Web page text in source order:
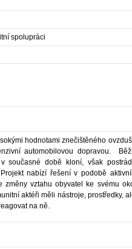
spolupráci
hodnotami znečištěného
automobilovou dopravou.
současné době kloní, však
nabízí řešení v podobě
změny vztahu obyvatel ke svému
aktéři měli nástroje, prostředky,
na ně.